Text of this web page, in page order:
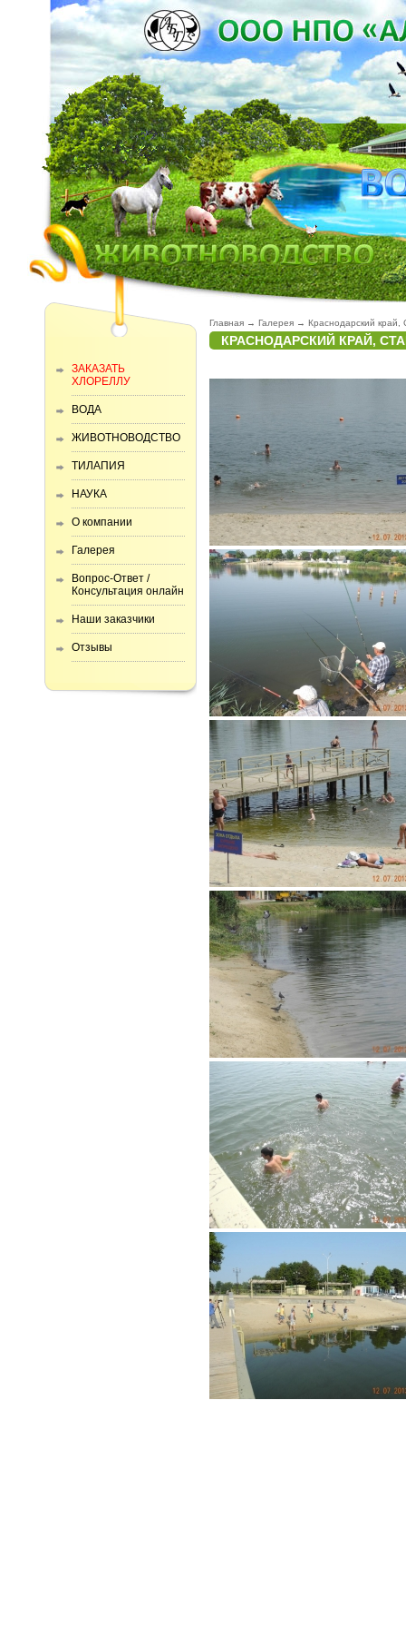
ЗАКАЗАТЬ
ХЛОРЕЛЛУ
ВОДА
ЖИВОТНОВОДСТВО
ТИЛАПИЯ
НАУКА
О компании
Галерея
Вопрос-Ответ /
Консультация онлайн
Наши заказчики
Отзывы
Главная → Галерея → Краснодарский край,
КРАСНОДАРСКИЙ КРАЙ,